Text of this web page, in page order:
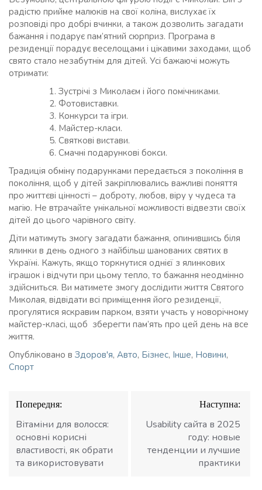
радістю прийме малюків на свої коліна, вислухає їх
розповіді про добрі вчинки, а також дозволить загадати
бажання і подарує пам’ятний сюрприз. Програма в
резиденції порадує веселощами і цікавими заходами, щоб
свято стало незабутнім для дітей. Усі бажаючі можуть
отримати:
Зустрічі з Миколаєм і його помічниками.
Фотовиставки.
Конкурси та ігри.
Майстер-класи.
Святкові вистави.
Смачні подарункові бокси.
Традиція обміну подарунками передається з покоління в
покоління, щоб у дітей закріплювались важливі поняття
про життєві цінності – доброту, любов, віру у чудеса та
магію. Не втрачайте унікальної можливості відвезти своїх
дітей до цього чарівного світу.
Діти матимуть змогу загадати бажання, опинившись біля
ялинки в день одного з найбільш шанованих святих в
Україні. Кажуть, якщо торкнутися однієї з ялинкових
іграшок і відчути при цьому тепло, то бажання неодмінно
здійсниться. Ви матимете змогу дослідити життя Святого
Миколая, відвідати всі приміщення його резиденції,
прогулятися яскравим парком, взяти участь у новорічному
майстер-класі, щоб зберегти пам’ять про цей день на все
життя.
Опубліковано в Здоров'я, Авто, Бізнес, Інше, Новини,
Спорт
Навігація
записів
Попередня:
Вітаміни для волосся:
основні корисні
властивості, як обрати
та використовувати
Наступна:
Usability сайта в 2025
году: новые
тенденции и лучшие
практики